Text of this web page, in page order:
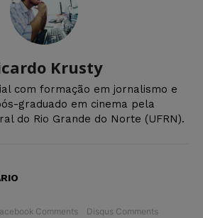
Krusty
com formação em jornalismo e
graduado em cinema pela
do Rio Grande do Norte (UFRN).
Comments Disqus Comments